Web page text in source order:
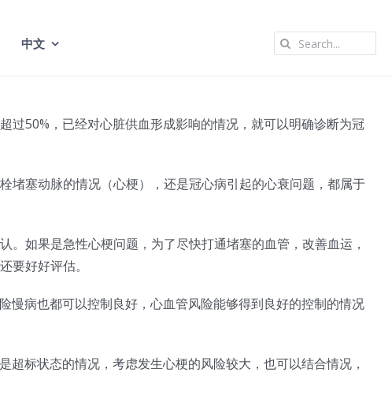
中文
Search
过50%，已经对心脏供血形成影响的情况，就可以明确诊断为冠
堵塞动脉的情况（心梗），还是冠心病引起的心衰问题，都属于
如果是急性心梗问题，为了尽快打通堵塞的血管，改善血运，
要好好评估。
慢病也都可以控制良好，心血管风险能够得到良好的控制的情况
标状态的情况，考虑发生心梗的风险较大，也可以结合情况，